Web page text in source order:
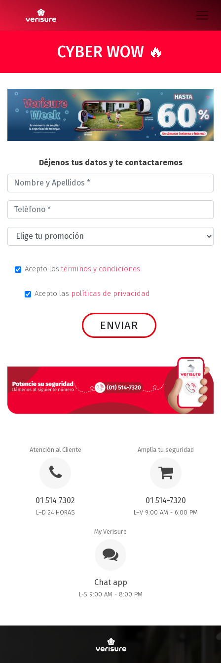
CYBER WOW 🔥
Déjenos tus datos y te contactaremos
Acepto lostérminos y condiciones
Acepto las políticas de privacidad
Atención al Cliente
01 514 7302
L–D 24 HORAS
Amplía tu seguridad
01 514-7320
L–V 9:00 AM - 6:00 PM
My Verisure
Chat app
L-S 9:00 AM - 8:00 PM